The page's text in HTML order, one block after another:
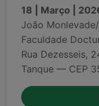
18 | Março |
João
Faculdade
Rua Dezesseis,
Tanque — CEP